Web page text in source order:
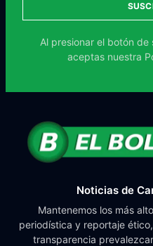
Al presionar el botón
aceptas nuestra
Noticias de
Mantenemos los más
periodística y reportaje
transparencia